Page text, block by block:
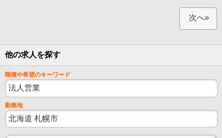
次へ»
他の求人を探す
職種や希望のキーワード
勤務地